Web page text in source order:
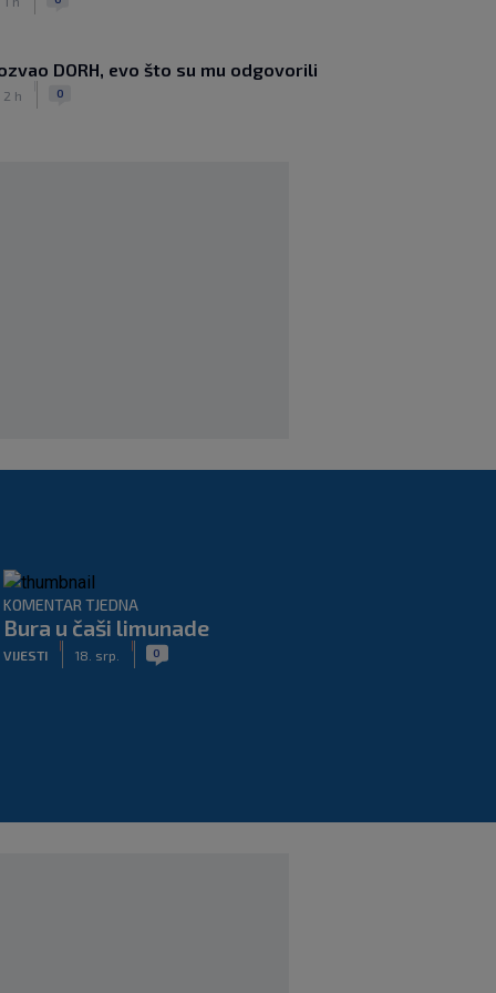
‘Pozivamo institucije da poduzmu
odgovarajuće mjere’
DORH, evo što su mu odgovorili
h 0
KOMENTAR TJEDNA
Bura u čaši limunade
VIJESTI 18. srp. 0